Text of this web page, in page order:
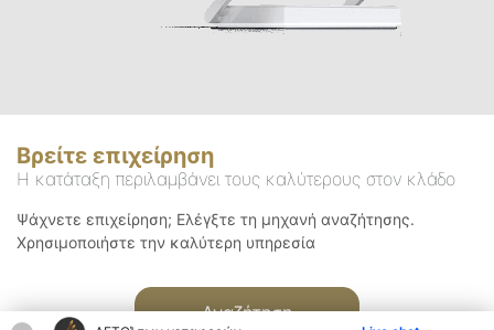
Βρείτε επιχείρηση
Η κατάταξη περιλαμβάνει τους καλύτερους στον κλάδο
Ψάχνετε επιχείρηση; Ελέγξτε τη μηχανή αναζήτησης.
Χρησιμοποιήστε την καλύτερη υπηρεσία
Αναζήτηση